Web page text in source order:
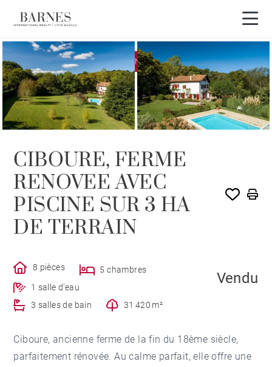
EXCLUSIVITÉ VENDU PAR BARNES
CIBOURE, FERME
RENOVEE AVEC
PISCINE SUR 3 HA
DE TERRAIN
8 pièces
5 chambres
1 salle d'eau
3 salles de bain
31 420 m²
Vendu
Ciboure, ancienne ferme de la fin du 18ème siècle,
parfaitement rénovée. Au calme parfait, elle offre une